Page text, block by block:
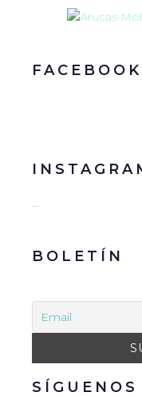
FACEBOOK
…
BOLETÍN
SÍGUENOS